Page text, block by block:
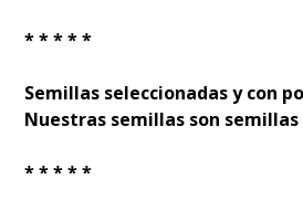
* * * * *
Semillas seleccionadas y con
Nuestras semillas son
* * * * *